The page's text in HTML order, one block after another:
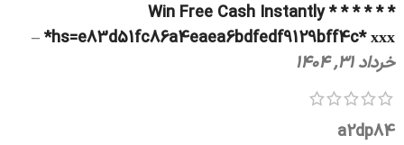
* * * Win Free Cash Instantly * * *
hs=e83d51fc86a4eaea6bdfedf9129bff4c* ххх*
–
خرداد 31, 1404
a2dp84